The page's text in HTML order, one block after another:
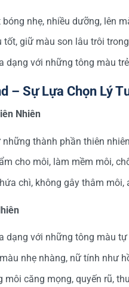
bóng nhẹ, nhiều dưỡng, lên
giữ màu son lâu trôi
dạng với những tông màu
– Sự Lựa Chọn Lý
Nhiên
những thành phần thiên
cho môi, làm mềm môi,
chì, không gây thâm
dạng với những tông màu
nhẹ nhàng, nữ tính như
môi căng mọng, quyến rũ,